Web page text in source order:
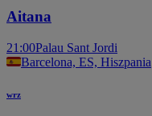
Aitana
21:00Palau Sant Jordi
Barcelona, ES, Hiszpania
wrz